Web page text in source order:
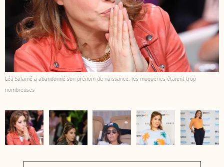
Léa Salamé a abandonné son prénom de naissance, les moqueries étaient trop
nombreuses